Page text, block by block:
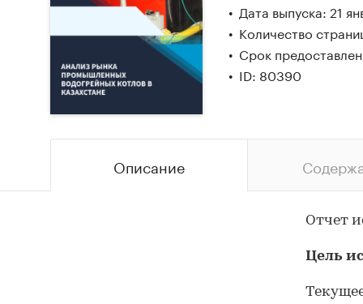
Дата выпуска: 21
Количество
Срок
ID: 80390
Описание
Отчет
Цель